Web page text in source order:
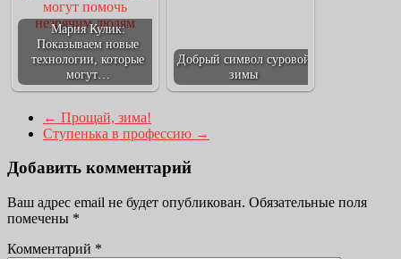
Мария Кулик:
Показываем новые
технологии, которые
могут…
Добрый символ суровой
зимы
← Прощай, зима!
Ступенька в профессию →
Добавить комментарий
Ваш адрес email не будет опубликован. Обязательные поля
помечены *
Комментарий *